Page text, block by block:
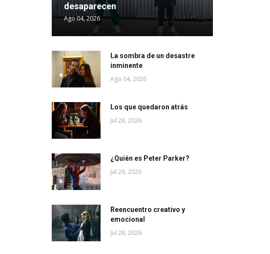
desaparecen
Ago 04, 2026
La sombra de un desastre
inminente
Ago 04, 2026
Los que quedaron atrás
Jul 28, 2026
¿Quién es Peter Parker?
Jul 28, 2026
Reencuentro creativo y
emocional
Jul 28, 2026